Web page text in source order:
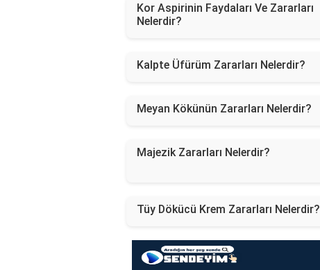
Kor Aspirinin Faydaları Ve Zararları
Nelerdir?
Kalpte Üfürüm Zararları Nelerdir?
Meyan Kökünün Zararları Nelerdir?
Majezik Zararları Nelerdir?
Tüy Dökücü Krem Zararları Nelerdir?